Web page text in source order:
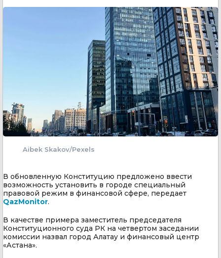
Aibek Skakov/Pexels
В обновленную Конституцию предложено ввести
возможность установить в городе специальный
правовой режим в финансовой сфере, передает
QazMonitor.
В качестве примера заместитель председателя
Конституционного суда РК на четвертом заседании
комиссии назвал город Алатау и финансовый центр
«Астана».